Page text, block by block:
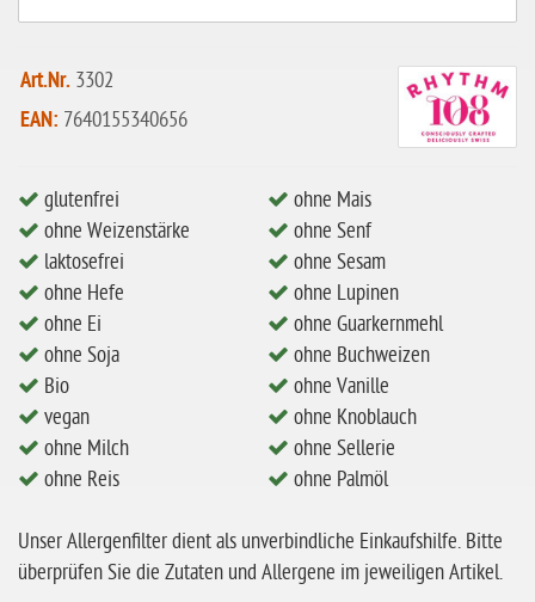
ohne Ei
ohne Soja
ohne Haselnüsse
vegan
ohne Erdnüsse
eiweißarm / PKU
ohne Mandeln
ohne Milch
ohne Hafer
ohne Zuckerzusatz
ohne Mais
ohne Senf
Art.Nr. 3302
EAN: 7640155340656
glutenfrei
ohne Weizenstärke
laktosefrei
ohne Hefe
ohne Ei
ohne Soja
Bio
vegan
ohne Milch
ohne Reis
ohne Mais
ohne Senf
ohne Sesam
ohne Lupinen
ohne Guarkernmehl
ohne Buchweizen
ohne Vanille
ohne Knoblauch
ohne Sellerie
ohne Palmöl
Unser Allergenfilter dient als unverbindliche Einkaufshilfe. Bitte
überprüfen Sie die Zutaten und Allergene im jeweiligen Artikel.